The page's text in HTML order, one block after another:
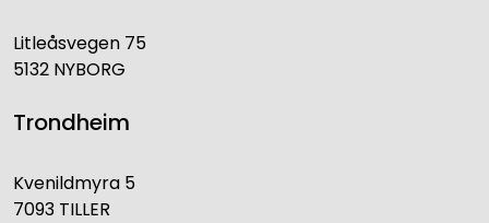
Litleåsvegen 75
5132 NYBORG
Trondheim
Kvenildmyra 5
7093 TILLER